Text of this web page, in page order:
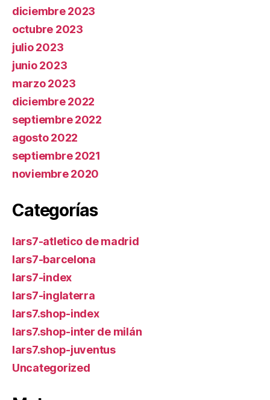
diciembre 2023
octubre 2023
julio 2023
junio 2023
marzo 2023
diciembre 2022
septiembre 2022
agosto 2022
septiembre 2021
noviembre 2020
Categorías
lars7-atletico de madrid
lars7-barcelona
lars7-index
lars7-inglaterra
lars7.shop-index
lars7.shop-inter de milán
lars7.shop-juventus
Uncategorized